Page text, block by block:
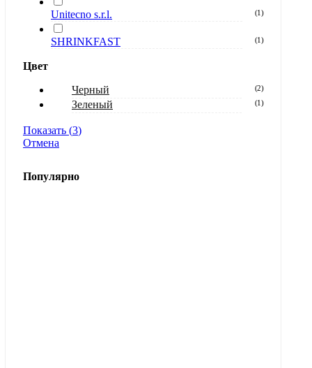
Unitecno s.r.l. (1 )
SHRINKFAST (1 )
Цвет
Черный
(2)
Зеленый (1 )
Показать (3)
Отмена
Популярно